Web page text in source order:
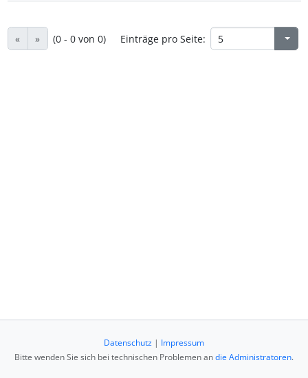
« » (0 - 0 von 0) Einträge pro Seite:
Datenschutz | Impressum
Bitte wenden Sie sich bei technischen Problemen andie Administratoren.